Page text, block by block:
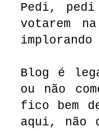
Pedi, pedi
votarem
Blog é
ou não
fico bem
aqui, não